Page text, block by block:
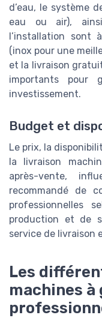
d’eau, le système
eau ou air),
l’installation sont
(inox pour une
et la livraison
importants pour
investissement.
Budget et
Le prix, la
la livraison
après-vente,
recommandé de
professionnelles
production et de
service de livraison
Les
machines à